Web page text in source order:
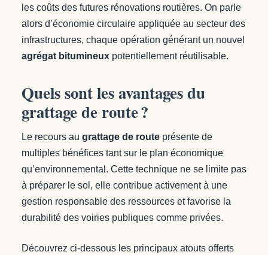
les coûts des futures rénovations routières. On parle
alors d’économie circulaire appliquée au secteur des
infrastructures, chaque opération générant un nouvel
agrégat bitumineux potentiellement réutilisable.
Quels sont les avantages du
grattage de route ?
Le recours au grattage de route présente de
multiples bénéfices tant sur le plan économique
qu’environnemental. Cette technique ne se limite pas
à préparer le sol, elle contribue activement à une
gestion responsable des ressources et favorise la
durabilité des voiries publiques comme privées.
Découvrez ci-dessous les principaux atouts offerts